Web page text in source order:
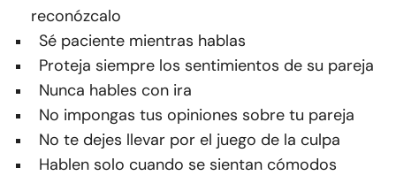
reconózcalo
Sé paciente mientras hablas
Proteja siempre los sentimientos de su pareja
Nunca hables con ira
No impongas tus opiniones sobre tu pareja
No te dejes llevar por el juego de la culpa
Hablen solo cuando se sientan cómodos